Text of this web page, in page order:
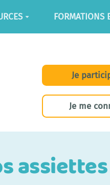
FORMATIONS
Je
Je me